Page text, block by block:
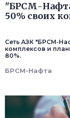
"БРСМ-
50% своих
Сеть АЗК "БРСМ-
комплексов и
80%.
БРСМ-Нафта